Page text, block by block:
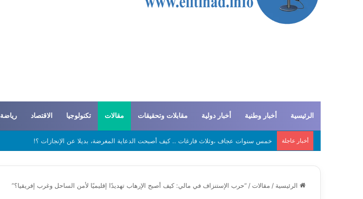
الرئيسية أخبار وطنية أخبار دولية مقابلات وتحقيقات مقالات تكنولوجيا الاقتصاد رياضة
أخبار عاجلة لحراطين والبيظان… الهوية المشتركة بين التاريخ والسوسيولوجيا
الرئيسية / مقالات / “حرب الإستنزاف في مالي: كيف أصبح الإرهاب تهديدًا إقليميًا لأمن الساحل وغرب إفريقيا؟”